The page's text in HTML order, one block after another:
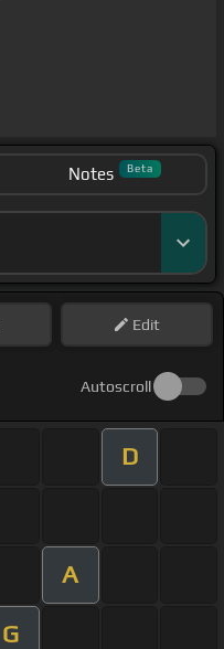
Notes Beta
Edit
Autoscroll
D
A
G